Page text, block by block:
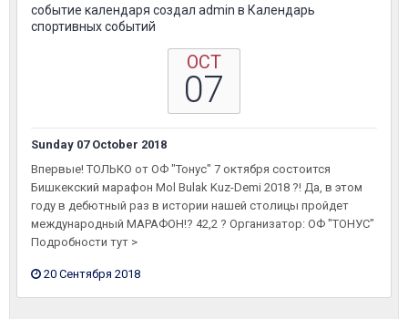
событие календаря создал admin в Календарь
спортивных событий
OCT
07
Sunday 07 October 2018
Впервые! ТОЛЬКО от ОФ "Тонус" 7 октября состоится
Бишкекский марафон Mol Bulak Kuz-Demi 2018 ?! Да, в этом
году в дебютный раз в истории нашей столицы пройдет
международный МАРАФОН!? 42,2 ? Организатор: ОФ "ТОНУС"
Подробности тут >
20 Сентября 2018